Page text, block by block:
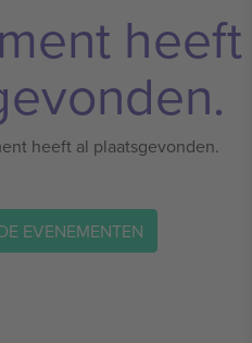
heeft
heeft al plaatsgevonden.
EVENEMENTEN